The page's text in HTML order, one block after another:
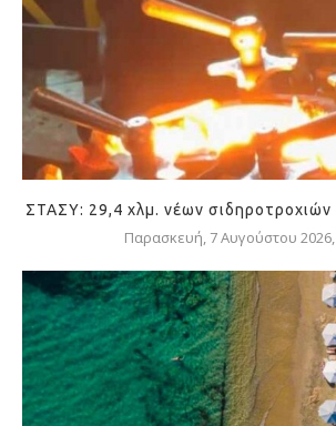
ΣΤΑΣΥ: 29,4 χλμ. νέων
Παρασκευή, 7 Αυγούστου 2026,